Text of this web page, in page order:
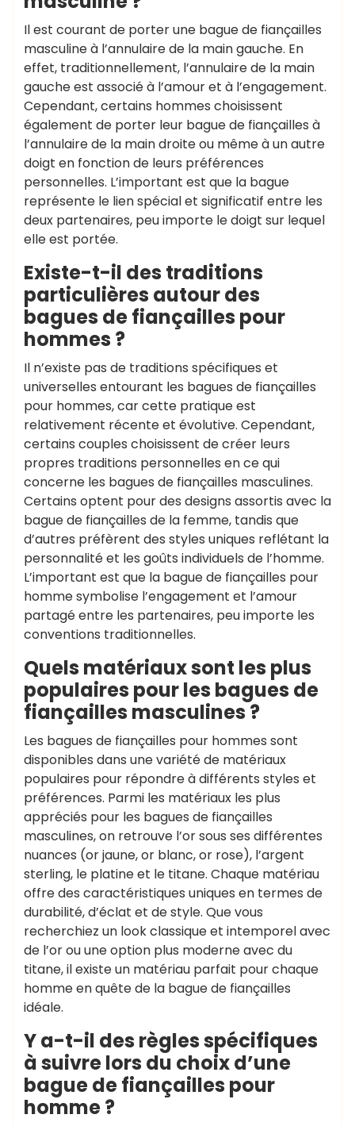
Il est courant de porter une bague de fiançailles
masculine à l’annulaire de la main gauche. En
effet, traditionnellement, l’annulaire de la main
gauche est associé à l’amour et à l’engagement.
Cependant, certains hommes choisissent
également de porter leur bague de fiançailles à
l’annulaire de la main droite ou même à un autre
doigt en fonction de leurs préférences
personnelles. L’important est que la bague
représente le lien spécial et significatif entre les
deux partenaires, peu importe le doigt sur lequel
elle est portée.
Existe-t-il des traditions
particulières autour des
bagues de fiançailles pour
hommes ?
Il n’existe pas de traditions spécifiques et
universelles entourant les bagues de fiançailles
pour hommes, car cette pratique est
relativement récente et évolutive. Cependant,
certains couples choisissent de créer leurs
propres traditions personnelles en ce qui
concerne les bagues de fiançailles masculines.
Certains optent pour des designs assortis avec la
bague de fiançailles de la femme, tandis que
d’autres préfèrent des styles uniques reflétant la
personnalité et les goûts individuels de l’homme.
L’important est que la bague de fiançailles pour
homme symbolise l’engagement et l’amour
partagé entre les partenaires, peu importe les
conventions traditionnelles.
Quels matériaux sont les plus
populaires pour les bagues de
fiançailles masculines ?
Les bagues de fiançailles pour hommes sont
disponibles dans une variété de matériaux
populaires pour répondre à différents styles et
préférences. Parmi les matériaux les plus
appréciés pour les bagues de fiançailles
masculines, on retrouve l’or sous ses différentes
nuances (or jaune, or blanc, or rose), l’argent
sterling, le platine et le titane. Chaque matériau
offre des caractéristiques uniques en termes de
durabilité, d’éclat et de style. Que vous
recherchiez un look classique et intemporel avec
de l’or ou une option plus moderne avec du
titane, il existe un matériau parfait pour chaque
homme en quête de la bague de fiançailles
idéale.
Y a-t-il des règles spécifiques
à suivre lors du choix d’une
bague de fiançailles pour
homme ?